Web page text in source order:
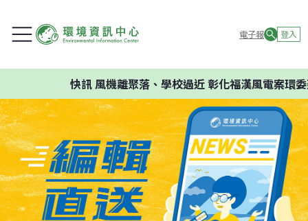
電子報 登入
快訊風機離聚落、學校過近 彰化福漢風電案環委建